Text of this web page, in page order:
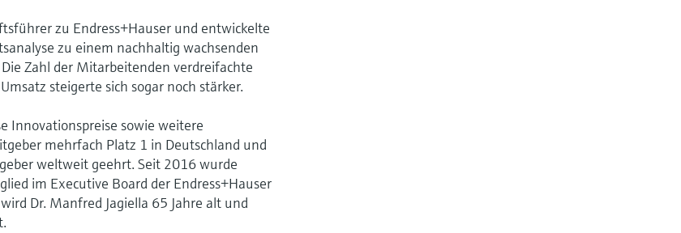
zu Endress+Hauser und entwickelte
zu einem nachhaltig wachsenden
Zahl der Mitarbeitenden verdreifachte
steigerte sich sogar noch stärker.
Innovationspreise sowie weitere
mehrfach Platz 1 in Deutschland und
weltweit geehrt. Seit 2016 wurde
im Executive Board der Endress+Hauser
Dr. Manfred Jagiella 65 Jahre alt und